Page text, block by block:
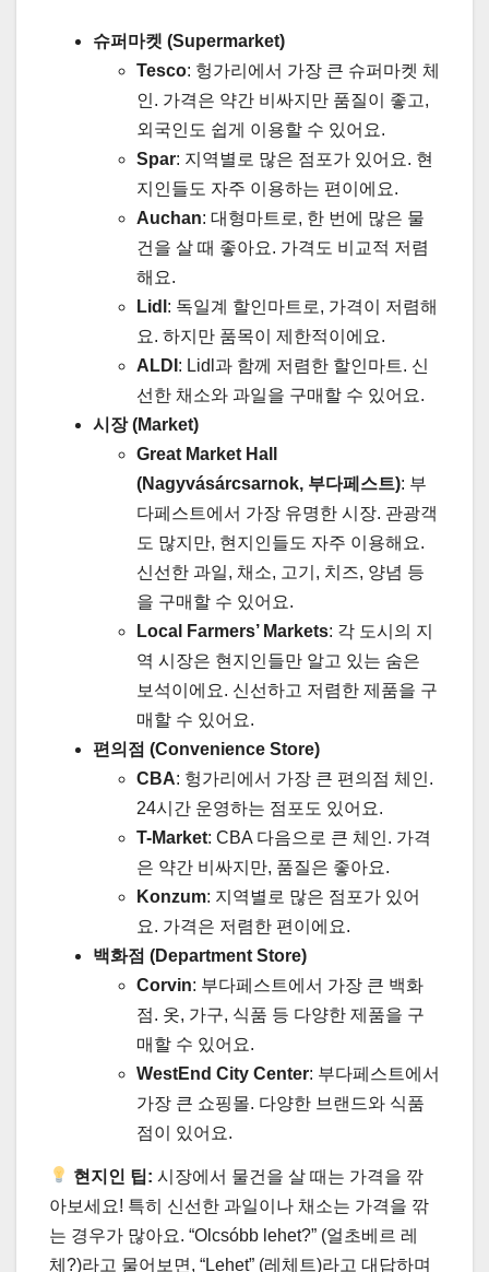
슈퍼마켓 (Supermarket)
Tesco: 헝가리에서 가장 큰 슈퍼마켓 체
인. 가격은 약간 비싸지만 품질이 좋고,
외국인도 쉽게 이용할 수 있어요.
Spar: 지역별로 많은 점포가 있어요. 현
지인들도 자주 이용하는 편이에요.
Auchan: 대형마트로, 한 번에 많은 물
건을 살 때 좋아요. 가격도 비교적 저렴
해요.
Lidl : 독일계 할인마트로, 가격이 저렴해
요. 하지만 품목이 제한적이에요.
ALDI : Lidl과 함께 저렴한 할인마트. 신
선한 채소와 과일을 구매할 수 있어요.
시장 (Market)
Great Market Hall
(Nagyvásárcsarnok, 부다페스트): 부
다페스트에서 가장 유명한 시장. 관광객
도 많지만, 현지인들도 자주 이용해요.
신선한 과일, 채소, 고기, 치즈, 양념 등
을 구매할 수 있어요.
Local Farmers’ Markets: 각 도시의 지
역 시장은 현지인들만 알고 있는 숨은
보석이에요. 신선하고 저렴한 제품을 구
매할 수 있어요.
편의점 (Convenience Store)
CBA: 헝가리에서 가장 큰 편의점 체인.
24시간 운영하는 점포도 있어요.
T-Market: CBA 다음으로 큰 체인. 가격
은 약간 비싸지만, 품질은 좋아요.
Konzum: 지역별로 많은 점포가 있어
요. 가격은 저렴한 편이에요.
백화점 (Department Store)
Corvin: 부다페스트에서 가장 큰 백화
점. 옷, 가구, 식품 등 다양한 제품을 구
매할 수 있어요.
WestEnd City Center: 부다페스트에서
가장 큰 쇼핑몰. 다양한 브랜드와 식품
점이 있어요.
현지인 팁: 시장에서 물건을 살 때는 가격을 깎
아보세요! 특히 신선한 과일이나 채소는 가격을 깎
는 경우가 많아요. “Olcsóbb lehet?” (얼초베르 레
체?)라고 물어보면, “Lehet” (레체트)라고 대답하며